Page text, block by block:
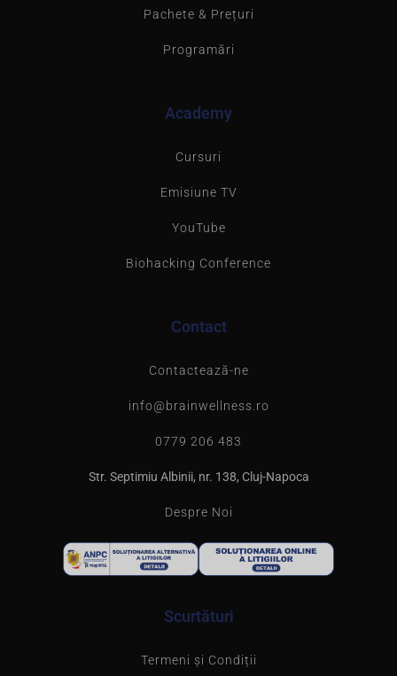
Pachete & Prețuri
Programări
Academy
Cursuri
Emisiune TV
YouTube
Biohacking Conference
Contact
Contactează-ne
info@brainwellness.ro
0779 206 483
Str. Septimiu Albinii, nr. 138, Cluj-Napoca
Despre Noi
Scurtături
Termeni și Condiții